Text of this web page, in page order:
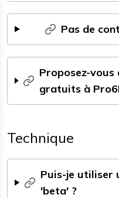
Pas de
Proposez-vous
gratuits à
Technique
Puis-je utiliser
'beta' ?